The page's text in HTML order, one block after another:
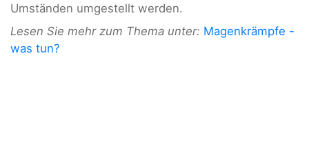
Umständen umgestellt werden.
Lesen Sie mehr zum Thema unter: Magenkrämpfe -
was tun?